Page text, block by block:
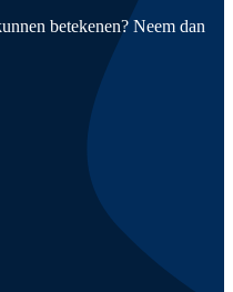
betekenen? Neem dan